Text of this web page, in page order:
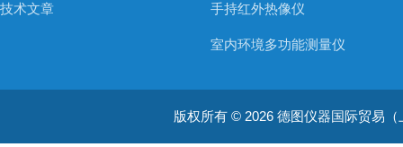
技术文章 手持红外热像仪
室内环境多功能测量仪
温湿度仪器
版权所有 © 2026 德图仪器国际贸易